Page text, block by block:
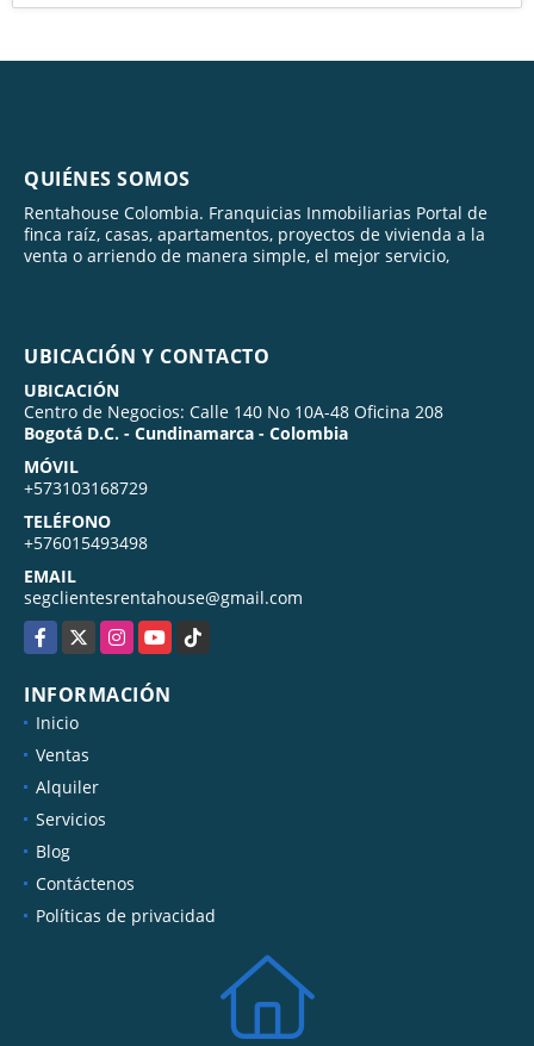
QUIÉNES SOMOS
Rentahouse Colombia. Franquicias Inmobiliarias Portal de
finca raíz, casas, apartamentos, proyectos de vivienda a la
venta o arriendo de manera simple, el mejor servicio,
UBICACIÓN Y CONTACTO
UBICACIÓN
Centro de Negocios: Calle 140 No 10A-48 Oficina 208
Bogotá D.C. - Cundinamarca - Colombia
MÓVIL
+573103168729
TELÉFONO
+576015493498
EMAIL
segclientesrentahouse@gmail.com
Facebook
X InstagramYouTubeTikTok
INFORMACIÓN
Inicio
Ventas
Alquiler
Servicios
Blog
Contáctenos
Políticas de privacidad